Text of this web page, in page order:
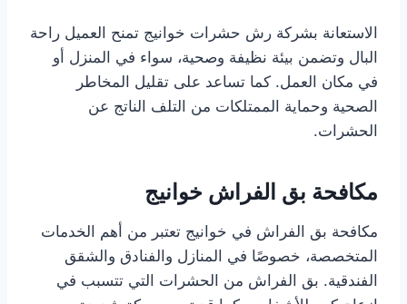
الاستعانة بشركة رش حشرات خوانيج تمنح العميل راحة
البال وتضمن بيئة نظيفة وصحية، سواء في المنزل أو
في مكان العمل. كما تساعد على تقليل المخاطر
الصحية وحماية الممتلكات من التلف الناتج عن
الحشرات.
مكافحة بق الفراش خوانيج
مكافحة بق الفراش في خوانيج تعتبر من أهم الخدمات
المتخصصة، خصوصًا في المنازل والفنادق والشقق
الفندقية. بق الفراش من الحشرات التي تتسبب في